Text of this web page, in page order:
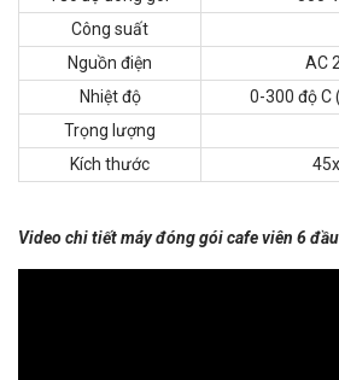
Công suất
Nguồn điện
AC
Nhiệt độ
0-300 độ C
Trọng lượng
Kích thước
Video chi tiết máy đóng gói cafe viên 6